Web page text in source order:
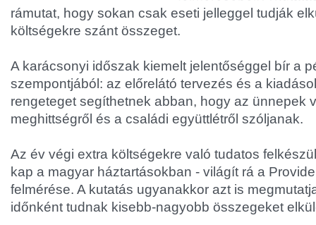
rámutat, hogy sokan csak eseti jelleggel tudják
költségekre szánt összeget.
A karácsonyi időszak kiemelt jelentőséggel bír a
szempontjából: az előrelátó tervezés és a
rengeteget segíthetnek abban, hogy az ünnepek
meghittségről és a családi együttlétről szóljanak.
Az év végi extra költségekre való tudatos
kap a magyar háztartásokban - világít rá a
felmérése. A kutatás ugyanakkor azt is
időnként tudnak kisebb-nagyobb összegeket